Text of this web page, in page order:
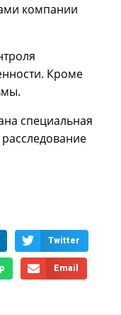
компании
Кроме
специальная
Twitter
Email